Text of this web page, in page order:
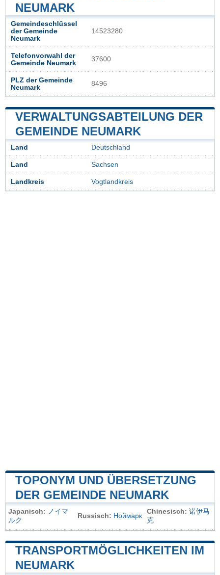
NEUMARK
Gemeindeschlüssel
der Gemeinde
Neumark
14523280
Telefonvorwahl der
Gemeinde Neumark
37600
PLZ der Gemeinde
Neumark
8496
VERWALTUNGSABTEILUNG DER
GEMEINDE NEUMARK
Land Deutschland
Land Sachsen
Landkreis Vogtlandkreis
TOPONYM UND ÜBERSETZUNG
DER GEMEINDE NEUMARK
Japanisch: ノイマ
ルク
Russisch: Ноймарк
Chinesisch: 诺伊马
克
TRANSPORTMÖGLICHKEITEN IM
NEUMARK